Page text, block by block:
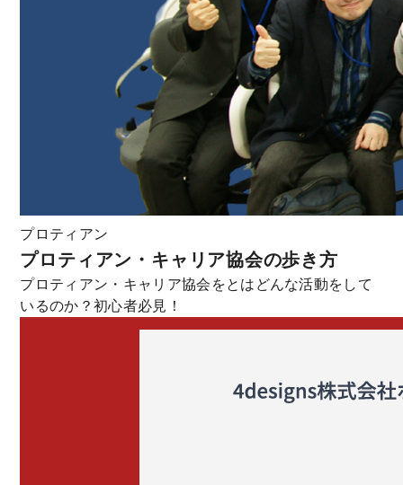
プロティアン
プロティアン・キャリア協会の歩き方
プロティアン・キャリア協会をとはどんな活動をして
いるのか？初心者必見！